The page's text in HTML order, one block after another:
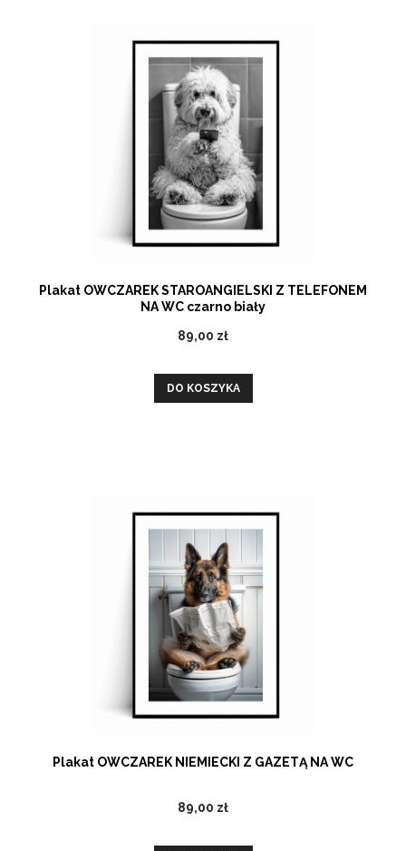
Plakat OWCZAREK STAROANGIELSKI Z TELEFONEM
NA WC czarno biały
89,00 zł
DO KOSZYKA
Plakat OWCZAREK NIEMIECKI Z GAZETĄ NA WC
89,00 zł